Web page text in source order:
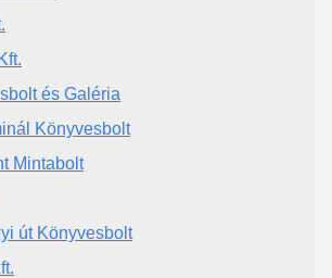
és Galéria
Könyvesbolt
Mintabolt
út Könyvesbolt